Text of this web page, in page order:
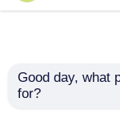
인용 을 요청
16Mw 단지
Good day, what
for?